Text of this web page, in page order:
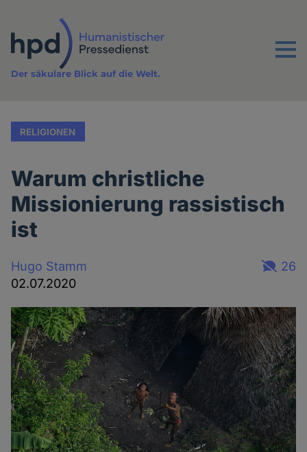
Inhalt
Menu
Der säkulare Blick auf die Welt.
RELIGIONEN
Warum christliche
Missionierung rassistisch
ist
Hugo Stamm
02.07.2020
26